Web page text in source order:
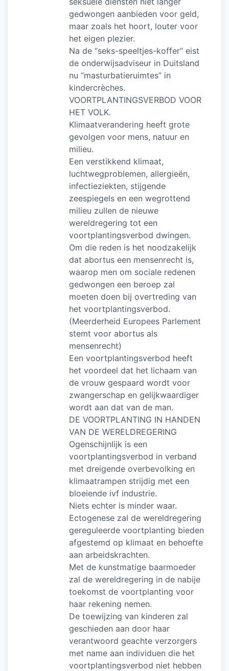
gedwongen aanbieden voor geld,
maar zoals het hoort, louter voor
het eigen plezier.
Na de “seks-speeltjes-koffer” eist
de onderwijsadviseur in Duitsland
nu “masturbatieruimtes” in
kindercrèches.
VOORTPLANTINGSVERBOD VOOR
HET VOLK.
Klimaatverandering heeft grote
gevolgen voor mens, natuur en
milieu.
Een verstikkend klimaat,
luchtwegproblemen, allergieën,
infectieziekten, stijgende
zeespiegels en een wegrottend
milieu zullen de nieuwe
wereldregering tot een
voortplantingsverbod dwingen.
Om die reden is het noodzakelijk
dat abortus een mensenrecht is,
waarop men om sociale redenen
gedwongen een beroep zal
moeten doen bij overtreding van
het voortplantingsverbod.
(Meerderheid Europees Parlement
stemt voor abortus als
mensenrecht)
Een voortplantingsverbod heeft
het voordeel dat het lichaam van
de vrouw gespaard wordt voor
zwangerschap en gelijkwaardiger
wordt aan dat van de man.
DE VOORTPLANTING IN HANDEN
VAN DE WERELDREGERING
Ogenschijnlijk is een
voortplantingsverbod in verband
met dreigende overbevolking en
klimaatrampen strijdig met een
bloeiende ivf industrie.
Niets echter is minder waar.
Ectogenese zal de wereldregering
gereguleerde voortplanting bieden
afgestemd op klimaat en behoefte
aan arbeidskrachten.
Met de kunstmatige baarmoeder
zal de wereldregering in de nabije
toekomst de voortplanting voor
haar rekening nemen.
De toewijzing van kinderen zal
geschieden aan door haar
verantwoord geachte verzorgers
met name aan individuen die het
voortplantingsverbod niet hebben